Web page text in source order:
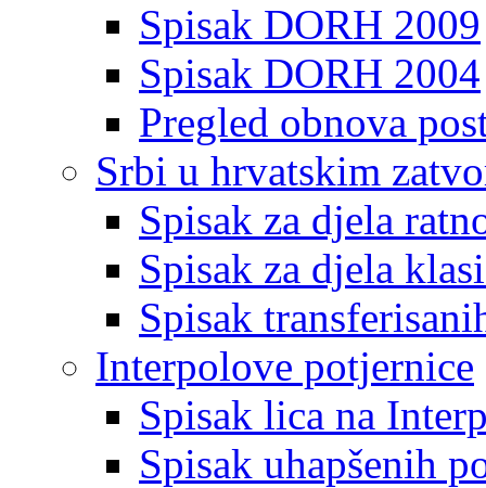
Spisak DORH 2009
Spisak DORH 2004
Pregled obnova
Srbi u hrvatskim
Spisak za djela
Spisak za djela
Spisak
Interpolove potjernice
Spisak lica na
Spisak uhapšenih